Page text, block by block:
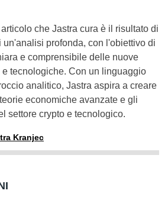
che Jastra cura è il risultato di
un'analisi profonda, con l'obiettivo di
e comprensibile delle nuove
tecnologiche. Con un linguaggio
analitico, Jastra aspira a creare
economiche avanzate e gli
settore crypto e tecnologico.
Kranjec